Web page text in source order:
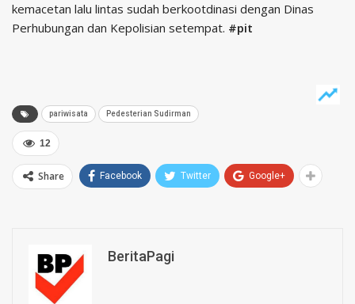
kemacetan lalu lintas sudah berkootdinasi dengan Dinas
Perhubungan dan Kepolisian setempat. #pit
pariwisata Pedesterian Sudirman
12
Share Facebook Twitter Google+
BeritaPagi